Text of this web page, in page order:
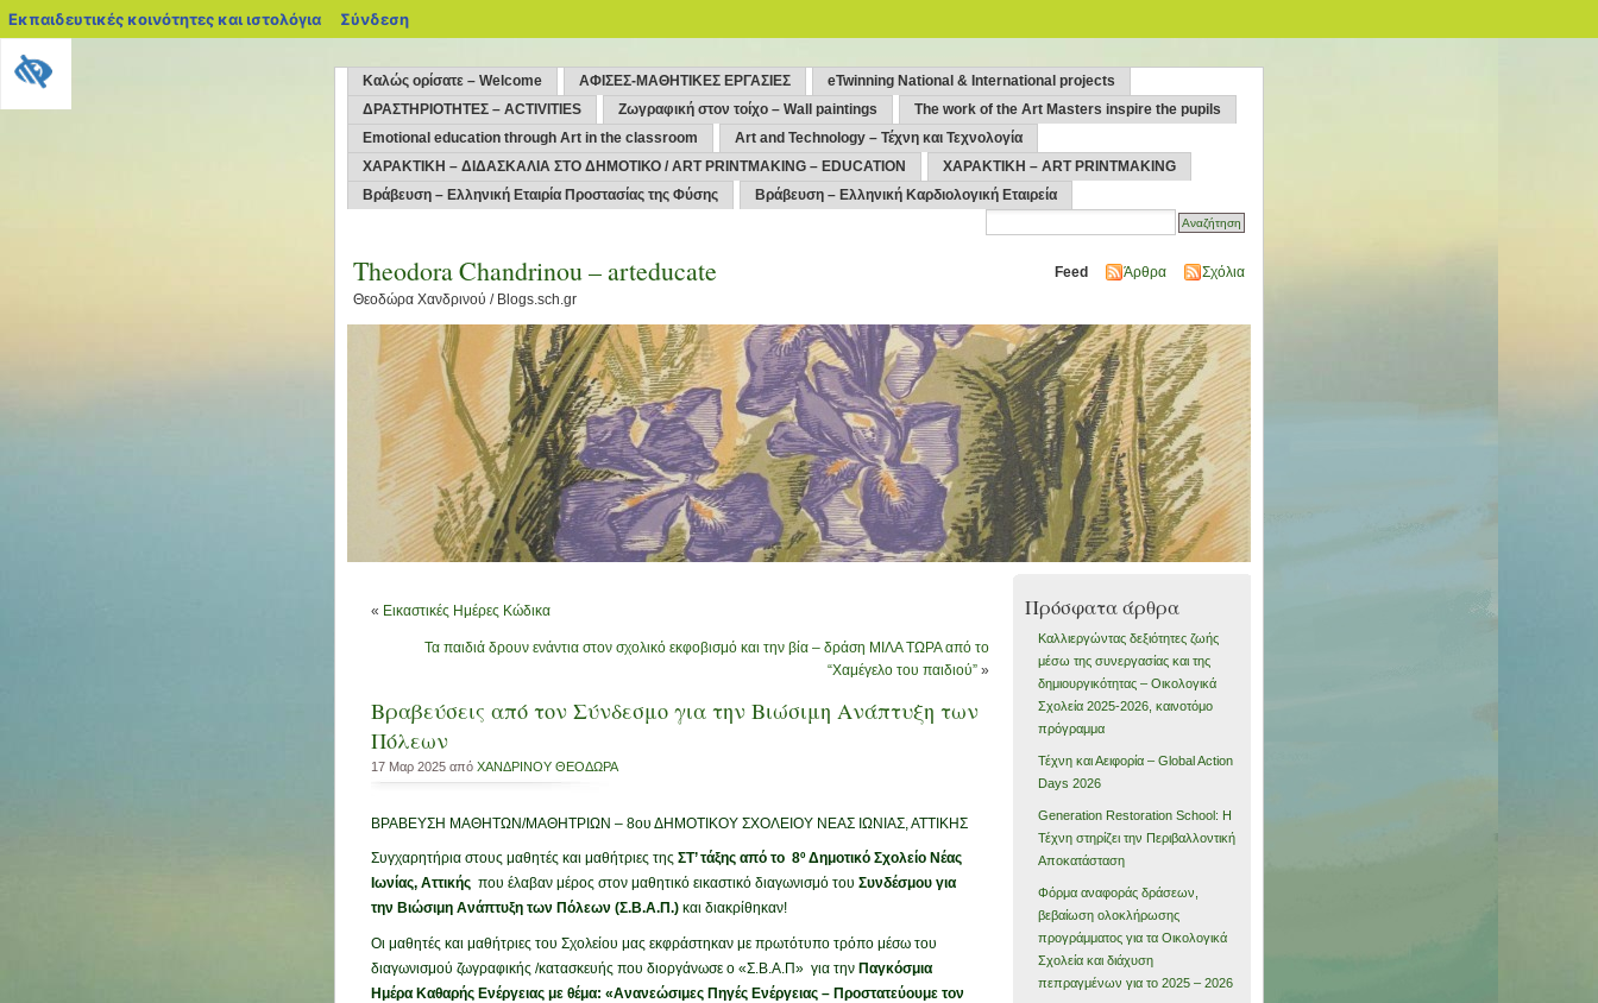
Kαλώς ορίσατε – Welcome ΑΦΙΣΕΣ-ΜΑΘΗΤΙΚΕΣ ΕΡΓΑΣΙΕΣ
eTwinning National & International projects
ΔΡΑΣΤΗΡΙΟΤΗΤΕΣ – ACTIVITIES
Ζωγραφική στον τοίχο – Wall paintings
The work of the Art Masters inspire the pupils
Emotional education through Art in the classroom
Art and Technology – Τέχνη και Τεχνολογία
ΧΑΡΑΚΤΙΚΗ – ΔΙΔΑΣΚΑΛΙΑ ΣΤΟ ΔΗΜΟΤΙΚΟ / ART PRINTMAKING – EDUCATION
ΧΑΡΑΚΤΙΚΗ – ART PRINTMAKING
Βράβευση – Ελληνική Εταιρία Προστασίας της Φύσης
Βράβευση – Ελληνική Καρδιολογική Εταιρεία
Theodora Chandrinou – arteducate
Θεοδώρα Χανδρινού / Blogs.sch.gr
Feed Άρθρα Σχόλια
« Εικαστικές Ημέρες Κώδικα
Τα παιδιά δρουν ενάντια στον σχολικό εκφοβισμό και την βία – δράση ΜΙΛΑ ΤΩΡΑ από το
“Χαμέγελο του παιδιού” »
Βραβεύσεις από τον Σύνδεσμο για την Βιώσιμη Ανάπτυξη των
Πόλεων
17 Μαρ 2025 από ΧΑΝΔΡΙΝΟΥ ΘΕΟΔΩΡΑ
ΒΡΑΒΕΥΣΗ ΜΑΘΗΤΩΝ/ΜΑΘΗΤΡΙΩΝ – 8ου ΔΗΜΟΤΙΚΟΥ ΣΧΟΛΕΙΟΥ ΝΕΑΣ ΙΩΝΙΑΣ, ΑΤΤΙΚΗΣ
Συγχαρητήρια στους μαθητές και μαθήτριες της ΣΤ’ τάξης από το 8º Δημοτικό Σχολείο Νέας
Ιωνίας, Αττικής που έλαβαν μέρος στον μαθητικό εικαστικό διαγωνισμό του Συνδέσμου για
την Βιώσιμη Ανάπτυξη των Πόλεων (Σ.Β.Α.Π.) και διακρίθηκαν!
Οι μαθητές και μαθήτριες του Σχολείου μας εκφράστηκαν με πρωτότυπο τρόπο μέσω του
διαγωνισμού ζωγραφικής /κατασκευής που διοργάνωσε ο «Σ.Β.Α.Π» για την Παγκόσμια
Ημέρα Καθαρής Ενέργειας με θέμα: «Ανανεώσιμες Πηγές Ενέργειας – Προστατεύουμε τον
Πρόσφατα άρθρα
Καλλιεργώντας δεξιότητες ζωής
μέσω της συνεργασίας και της
δημιουργικότητας – Οικολογικά
Σχολεία 2025-2026, καινοτόμο
πρόγραμμα
Τέχνη και Αειφορία – Global Action
Days 2026
Generation Restoration School: Η
Τέχνη στηρίζει την Περιβαλλοντική
Αποκατάσταση
Φόρμα αναφοράς δράσεων,
βεβαίωση ολοκλήρωσης
προγράμματος για τα Οικολογικά
Σχολεία και διάχυση
πεπραγμένων για το 2025 – 2026
Εκπαιδευτικές κοινότητες και ιστολόγια blogs.sch.gr
Σύνδεση